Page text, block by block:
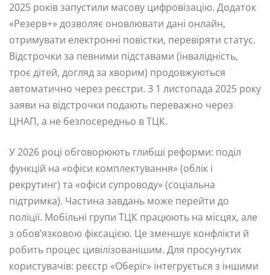
2025 років запустили масову цифровізацію. Додаток
«Резерв+» дозволяє оновлювати дані онлайн,
отримувати електронні повістки, перевіряти статус.
Відстрочки за певними підставами (інвалідність,
троє дітей, догляд за хворим) продовжуються
автоматично через реєстри. З 1 листопада 2025 року
заяви на відстрочки подають переважно через
ЦНАП, а не безпосередньо в ТЦК.
У 2026 році обговорюють глибші реформи: поділ
функцій на «офіси комплектування» (облік і
рекрутинг) та «офіси супроводу» (соціальна
підтримка). Частина завдань може перейти до
поліції. Мобільні групи ТЦК працюють на місцях, але
з обов’язковою фіксацією. Це зменшує конфлікти й
робить процес цивілізованішим. Для просунутих
користувачів: реєстр «Оберіг» інтегрується з іншими